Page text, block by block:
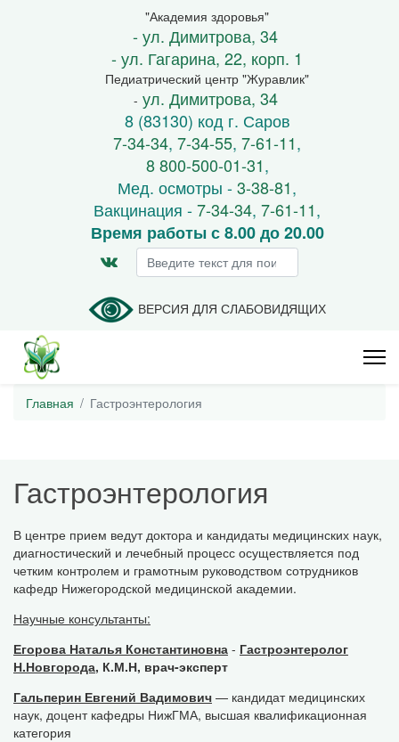
"Академия здоровья"
- ул. Димитрова, 34
- ул. Гагарина, 22, корп. 1
Педиатрический центр "Журавлик"
- ул. Димитрова, 34
8 (83130) код г. Саров
7-34-34,7-34-55,7-61-11,
8 800-500-01-31,
Мед. осмотры -3-38-81,
Вакцинация -7-34-34,7-61-11,
Время работы с 8.00 до 20.00
ВЕРСИЯ ДЛЯ СЛАБОВИДЯЩИХ
Главная Гастроэнтерология
Гастроэнтерология
В центре прием ведут доктора и кандидаты медицинских наук,
диагностический и лечебный процесс осуществляется под
четким контролем и грамотным руководством сотрудников
кафедр Нижегородской медицинской академии.
Научные консультанты:
Егорова Наталья Константиновна - Гастроэнтеролог
Н.Новгорода, К.М.Н, врач-эксперт
Гальперин Евгений Вадимович — кандидат медицинских
наук, доцент кафедры НижГМА, высшая квалификационная
категория